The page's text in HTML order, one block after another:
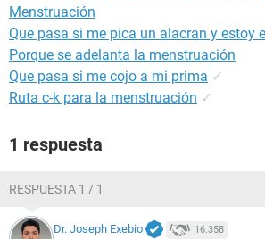
Menstruación
Que pasa si me pica un alacran y estoy
Porque se adelanta la menstruación
Que pasa si me cojo a mi prima ✓
Ruta c-k para la menstruación ✓
1 respuesta
RESPUESTA 1 / 1
Dr. Joseph Exebio 16.358